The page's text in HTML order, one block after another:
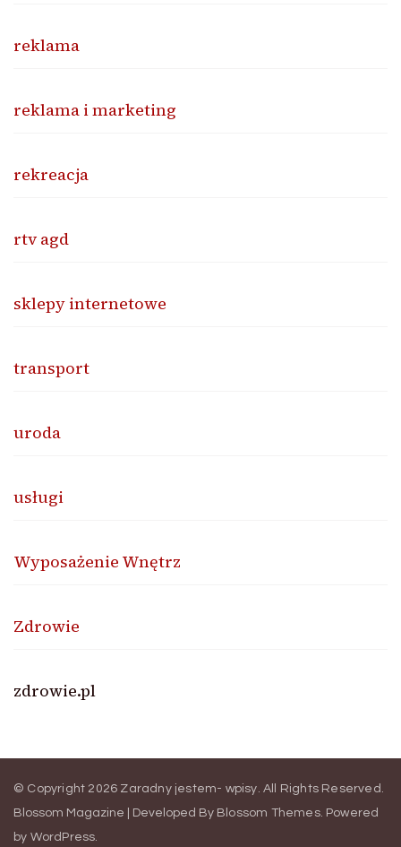
reklama
reklama i marketing
rekreacja
rtv agd
sklepy internetowe
transport
uroda
usługi
Wyposażenie Wnętrz
Zdrowie
zdrowie.pl
© Copyright 2026 Zaradny jestem- wpisy. All Rights Reserved.
Blossom Magazine | Developed By Blossom Themes. Powered
by WordPress.